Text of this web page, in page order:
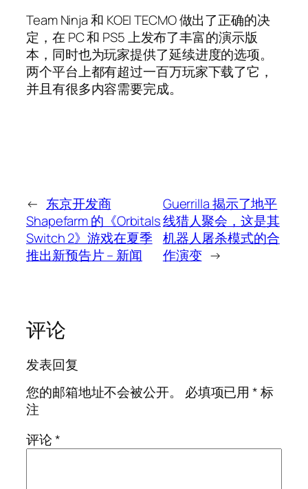
Team Ninja 和 KOEI TECMO 做出了正确的决
定，在 PC 和 PS5 上发布了丰富的演示版
本，同时也为玩家提供了延续进度的选项。
两个平台上都有超过一百万玩家下载了它，
并且有很多内容需要完成。
← 东京开发商
Shapefarm 的《Orbitals
Switch 2》游戏在夏季
推出新预告片 – 新闻
Guerrilla 揭示了地平
线猎人聚会，这是其
机器人屠杀模式的合
作演变 →
评论
发表回复
您的邮箱地址不会被公开。
必填项已用*标
注
评论*